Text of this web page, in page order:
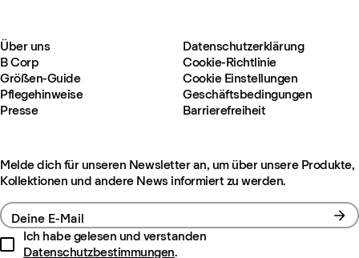
Über uns
B Corp
Größen-Guide
Pflegehinweise
Presse
Datenschutzerklärung
Cookie-Richtlinie
Cookie Einstellungen
Geschäftsbedingungen
Barrierefreiheit
Melde dich für unseren Newsletter an, um über unsere Produkte,
Kollektionen und andere News informiert zu werden.
Deine E-Mail
Ich habe gelesen und verstanden
Datenschutzbestimmungen.